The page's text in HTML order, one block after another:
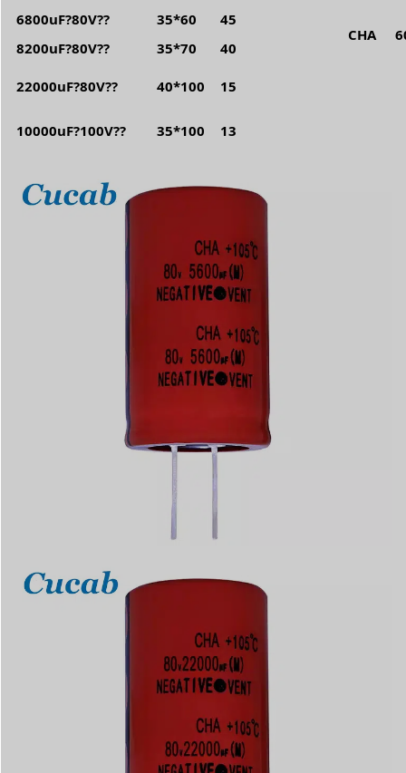
CHA
6800uF?80V??
35*60
45
8200uF?80V??
35*70 40
22000uF?80V?? 40*100 15
10000uF?100V?? 35*100 13